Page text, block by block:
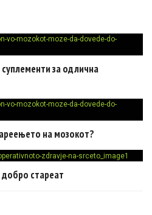
за одлична
на мозокот?
стареат